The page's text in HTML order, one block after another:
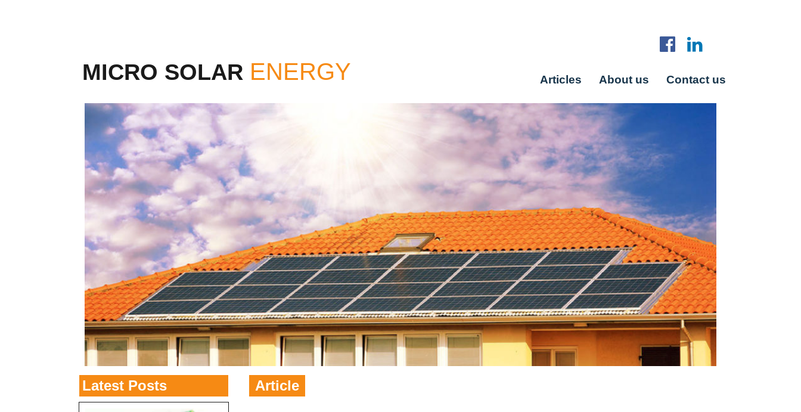
MICRO SOLAR Articles About us Contact us
Latest Posts Article